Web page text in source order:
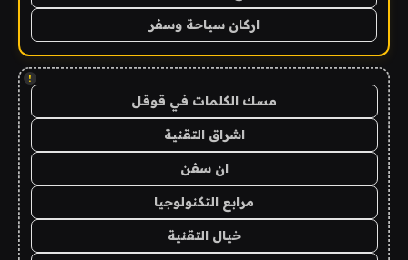
اركان سياحة وسفر
!
مسك الكلمات في قوقل
اشراق التقنية
ان سفن
مرابع التكنولوجيا
خيال التقنية